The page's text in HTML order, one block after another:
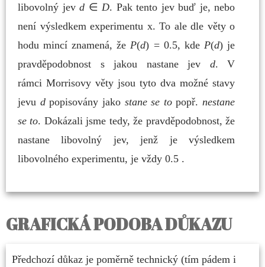
libovolný jev d ∈ D. Pak tento jev buď je, nebo
není výsledkem experimentu x. To ale dle věty o
hodu mincí znamená, že P(d) = 0.5, kde P(d) je
pravděpodobnost s jakou nastane jev d. V
rámci Morrisovy věty jsou tyto dva možné stavy
jevu dpopisovány jako stane se topopř. nestane
se to. Dokázali jsme tedy, že pravděpodobnost, že
nastane libovolný jev, jenž je výsledkem
libovolného experimentu, je vždy 0.5 .
GRAFICKÁ PODOBA DŮKAZU
Předchozí důkaz je poměrně technický (tím pádem i